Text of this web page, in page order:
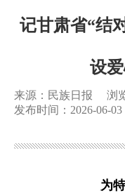
记甘肃省“结
设
来源：民族日报 浏
发布时间：2026-06-03
为